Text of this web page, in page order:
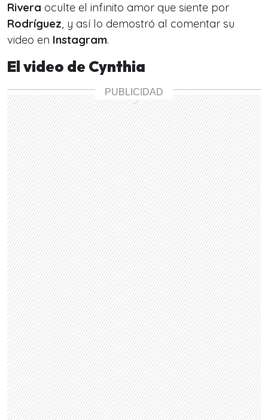
Rivera oculte el infinito amor que siente por
Rodríguez, y así lo demostró al comentar su
video en Instagram.
El video de Cynthia